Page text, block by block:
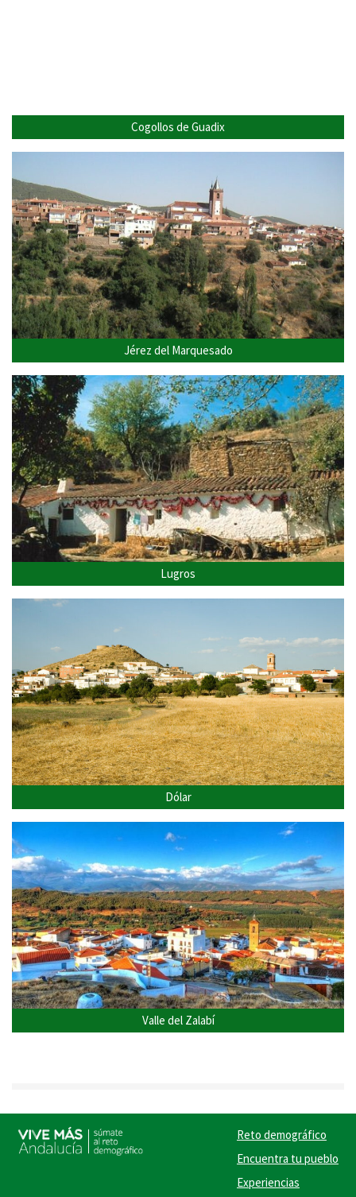
Cogollos de Guadix
Jérez del Marquesado
Lugros
Dólar
Valle del Zalabí
Reto demográfico
Encuentra tu pueblo
Experiencias